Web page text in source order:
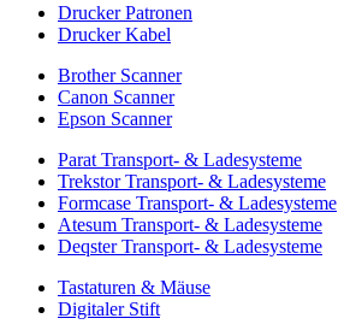
Drucker Patronen
Drucker Kabel
Brother Scanner
Canon Scanner
Epson Scanner
Parat Transport- & Ladesysteme
Trekstor Transport- & Ladesysteme
Formcase Transport- & Ladesysteme
Atesum Transport- & Ladesysteme
Deqster Transport- & Ladesysteme
Tastaturen & Mäuse
Digitaler Stift